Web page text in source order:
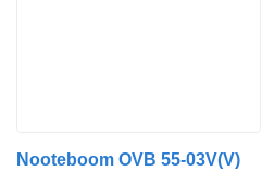
Nooteboom OVB 55-03V(V)